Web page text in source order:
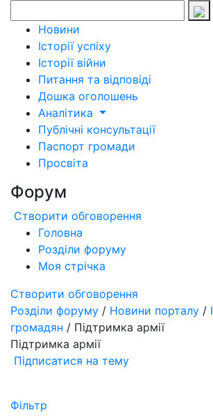
Новини
Історії успіху
Історії війни
Питання та відповіді
Дошка оголошень
Аналітика
Публічні консультації
Паспорт громади
Просвіта
Форум
Створити обговорення
Головна
Розділи форуму
Моя стрічка
Створити обговорення
Розділи форуму / Новини порталу /
громадян / Підтримка армії
Підтримка армії
Підписатися на тему
Фільтр